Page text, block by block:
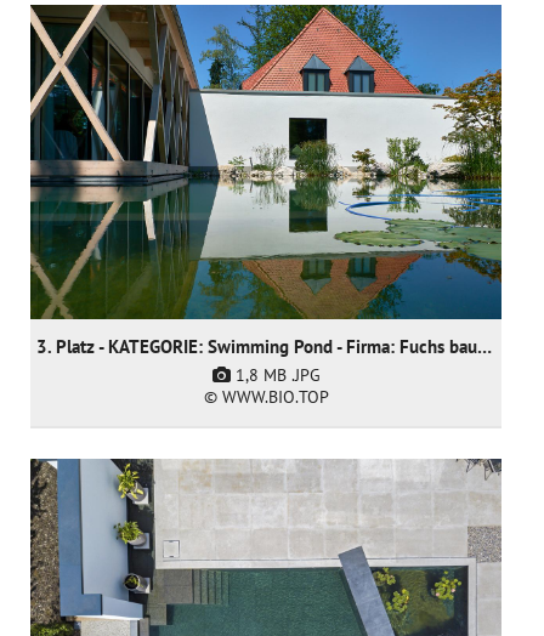
3. Platz - KATEGORIE: Swimming Pond - Firma: Fuchs baut Gärten GmbH
1,8 MB .JPG
© WWW.BIO.TOP